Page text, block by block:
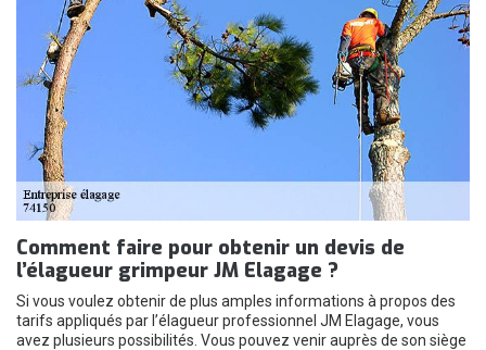
Comment faire pour obtenir un devis de
l’élagueur grimpeur JM Elagage ?
Si vous voulez obtenir de plus amples informations à propos des
tarifs appliqués par l’élagueur professionnel JM Elagage, vous
avez plusieurs possibilités. Vous pouvez venir auprès de son siège